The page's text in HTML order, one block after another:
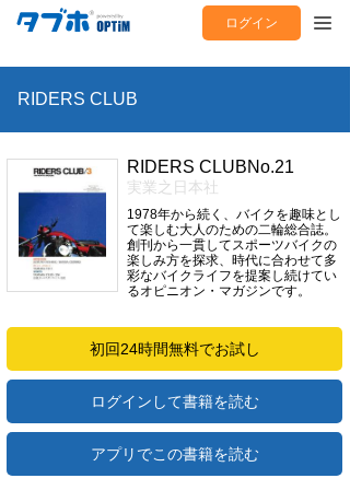
ログイン
RIDERS CLUB
RIDERS CLUBNo.21
実業之日本社
1978年から続く、バイクを趣味とし
て楽しむ大人のための二輪総合誌。
創刊から一貫してスポーツバイクの
楽しみ方を探求、時代に合わせて多
彩なバイクライフを提案し続けてい
るオピニオン・マガジンです。
初回24時間無料でお試し
ログインして書籍を読む
アプリでこの書籍を読む